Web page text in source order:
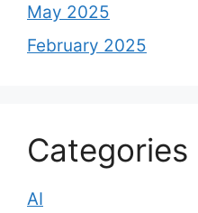
May 2025
February 2025
Categories
AI